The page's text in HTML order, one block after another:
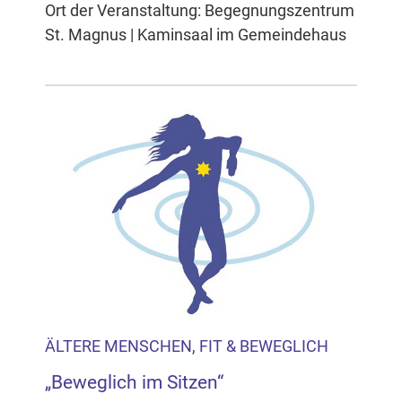
Ort der Veranstaltung: Begegnungszentrum
St. Magnus | Kaminsaal im Gemeindehaus
ÄLTERE MENSCHEN, FIT & BEWEGLICH
„Beweglich im Sitzen“